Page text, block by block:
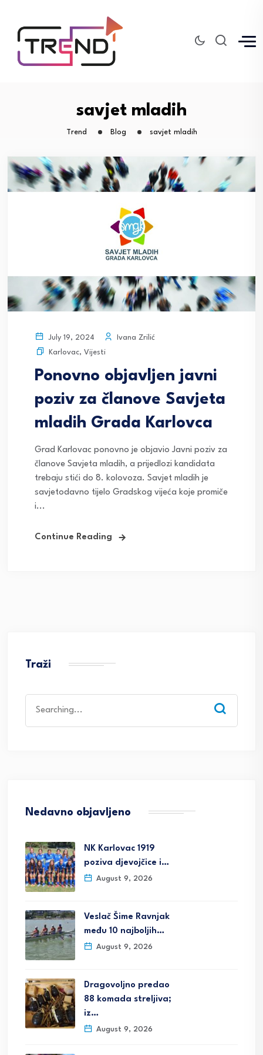
savjet mladih
Trend Blog savjet mladih
July 19, 2024
Ivana Zrilić
Karlovac, Vijesti
Ponovno objavljen javni
poziv za članove Savjeta
mladih Grada Karlovca
Grad Karlovac ponovno je objavio Javni poziv za
članove Savjeta mladih, a prijedlozi kandidata
trebaju stići do 8. kolovoza. Savjet mladih je
savjetodavno tijelo Gradskog vijeća koje promiče
i...
Continue Reading
Traži
for:
Nedavno objavljeno
NK Karlovac 1919
poziva djevojčice i…
August 9, 2026
Veslač Šime Ravnjak
među 10 najboljih…
August 9, 2026
Dragovoljno predao
88 komada streljiva;
iz…
August 9, 2026